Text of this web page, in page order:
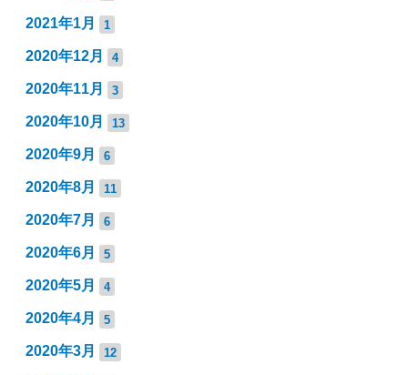
2021年1月 1
2020年12月 4
2020年11月 3
2020年10月 13
2020年9月 6
2020年8月 11
2020年7月 6
2020年6月 5
2020年5月 4
2020年4月 5
2020年3月 12